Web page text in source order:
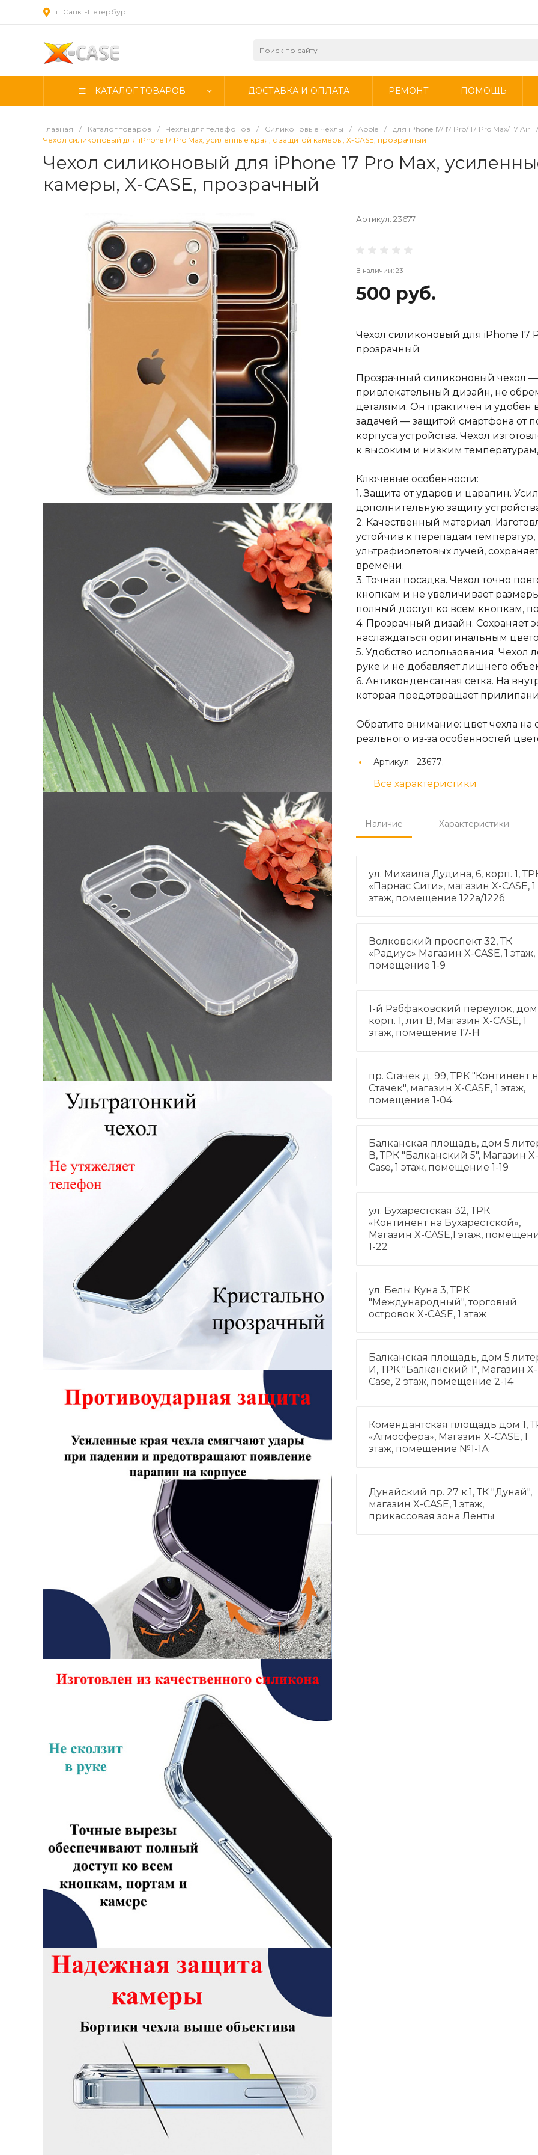
г. Санкт-Петербург
КАТАЛОГ ТОВАРОВ ДОСТАВКА И ОПЛАТА РЕМОНТ ПОМОЩЬ
Главная / Каталог товаров / Чехлы для телефонов / Силиконовые чехлы / Apple / для iPhone 17/ 17 Pro/ 17 Pro Max/ 17 Air
/
Чехол силиконовый для iPhone 17 Pro Max, усиленные края, с защитой камеры, X-CASE, прозрачный
Чехол силиконовый для iPhone 17 Pro Max,
камеры, X-CASE, прозрачный
Артикул: 23677
В наличии: 23
500 руб.
Чехол силиконовый для iPhone 17
прозрачный
Прозрачный силиконовый чехол
привлекательный дизайн, не
деталями. Он практичен и удобен
задачей — защитой смартфона от
корпуса устройства. Чехол
к высоким и низким
Ключевые особенности:
1. Защита от ударов и царапин.
дополнительную защиту
2. Качественный материал.
устойчив к перепадам
ультрафиолетовых лучей,
времени.
3. Точная посадка. Чехол точно
кнопкам и не увеличивает
полный доступ ко всем кнопкам,
4. Прозрачный дизайн. Сохраняет
наслаждаться оригинальным
5. Удобство использования. Чехол
руке и не добавляет лишнего
6. Антиконденсатная сетка. На
которая предотвращает
Обратите внимание: цвет чехла на
реального из‑за особенностей
Артикул - 23677;
Все характеристики
Наличие Характеристики
ул. Михаила Дудина, 6, корп. 1,
«Парнас Сити», магазин X-CASE, 1
этаж, помещение 122а/122б
Волковский проспект 32, ТК
«Радиус» Магазин X-CASE, 1 этаж,
помещение 1-9
1-й Рабфаковский переулок, дом
корп. 1, лит В, Магазин X-CASE, 1
этаж, помещение 17-Н
пр. Стачек д. 99, ТРК "Континент
Стачек", магазин X-CASE, 1 этаж,
помещение 1-04
Балканская площадь, дом 5
В, ТРК "Балканский 5", Магазин X-
Case, 1 этаж, помещение 1-19
ул. Бухарестская 32, ТРК
«Континент на Бухарестской»,
Магазин X-CASE,1 этаж,
1-22
ул. Белы Куна 3, ТРК
"Международный", торговый
островок X-CASE, 1 этаж
Балканская площадь, дом 5
И, ТРК "Балканский 1", Магазин X-
Case, 2 этаж, помещение 2-14
Комендантская площадь дом 1,
«Атмосфера», Магазин X-CASE, 1
этаж, помещение №1-1А
Дунайский пр. 27 к.1, ТК "Дунай",
магазин X-CASE, 1 этаж,
прикассовая зона Ленты